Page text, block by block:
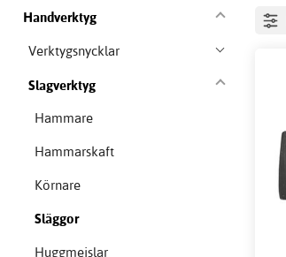
Handverktyg
Verktygsnycklar
Slagverktyg
Hammare
Hammarskaft
Körnare
Släggor
Huggmejslar